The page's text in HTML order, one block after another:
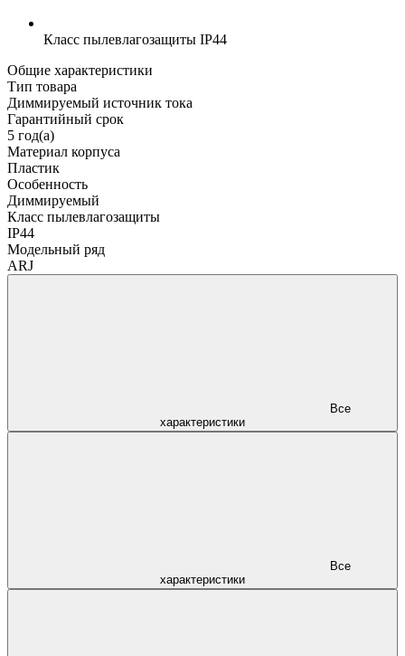
Класс пылевлагозащиты IP44
Общие характеристики
Тип товара
Диммируемый источник тока
Гарантийный срок
5 год(а)
Материал корпуса
Пластик
Особенность
Диммируемый
Класс пылевлагозащиты
IP44
Модельный ряд
ARJ
характеристики
характеристики